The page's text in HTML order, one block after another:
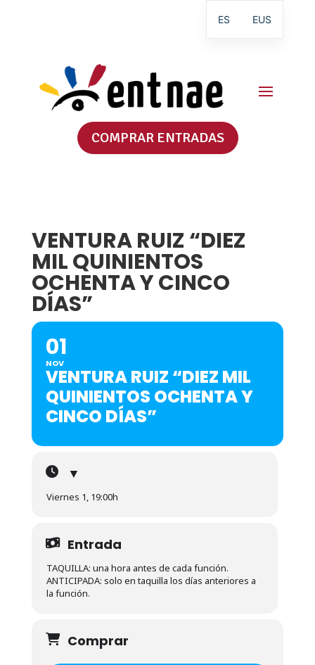
COMPRAR ENTRADAS
VENTURA RUIZ “DIEZ
MIL QUINIENTOS
OCHENTA Y CINCO
DÍAS”
01
NOV
VENTURA RUIZ “DIEZ MIL
QUINIENTOS OCHENTA Y
CINCO DÍAS”
▼
Viernes 1, 19:00h
Entrada
TAQUILLA: una hora antes de cada función.
ANTICIPADA: solo en taquilla los días anteriores a
la función.
Comprar
ES EUS